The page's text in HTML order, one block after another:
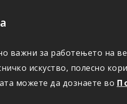
важни за работењето на
искуство, полесно
можете да дознаете во